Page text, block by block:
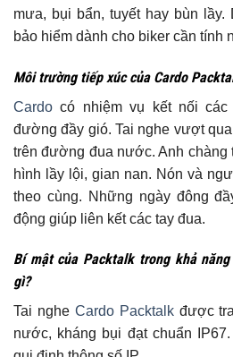
mưa, bụi bẩn, tuyết hay bùn lầy.
bảo hiểm dành cho biker cần tính
Môi trường tiếp xúc của Cardo
Cardo có nhiệm vụ kết nối các
đường đầy gió. Tai nghe vượt
trên đường đua nước. Anh chàng
hình lầy lội, gian nan. Nón và
theo cùng. Những ngày đông
động giúp liên kết các tay đua.
Bí mật của Packtalk trong khả
gì?
Tai nghe Cardo Packtalkđược
nước, kháng bụi đạt chuẩn